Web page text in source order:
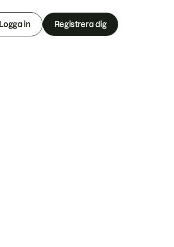
Logga in Registrera dig